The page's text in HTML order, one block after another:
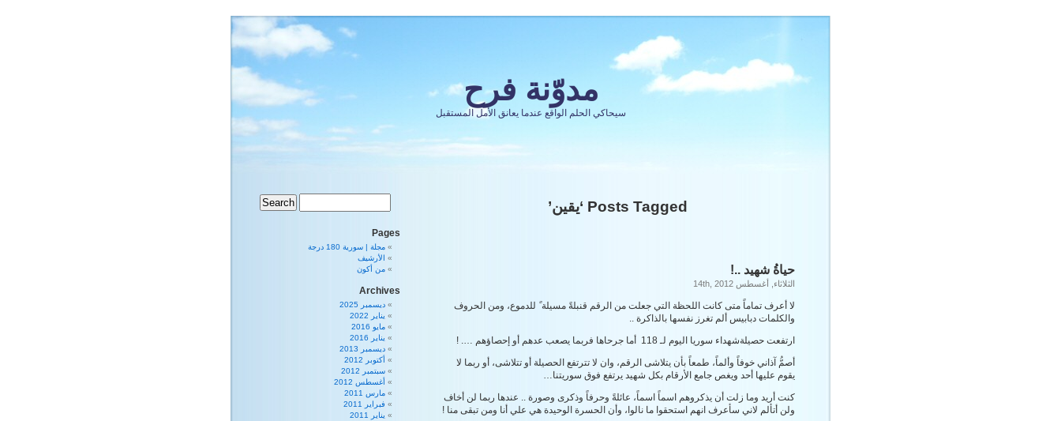
مدوّنة فرح
سيحاكي الحلم الواقع عندما يعانق الأمل المستقبل
Posts Tagged ‘يقين’
حياةُ شهيد ..!
الثلاثاء, أغسطس 14th, 2012
لا أعرف تماماً متى كانت اللحظة التي جعلت من الرقم قنبلةً مسيلة ً للدموع، ومن الحروف
والكلمات دبابيس ألم تغرز نفسها بالذاكرة ..
ارتفعت حصيلةشهداء سوريا اليوم لـ 118 أما جرحاها فربما يصعب عدهم أو إحصاؤهم …. !
أصمُّ آذاني خوفاً وألماً، طمعاً بأن يتلاشى الرقم، وان لا تترتفع الحصيلة أو تتلاشى، أو ربما لا
يقوم عليها أحد ويغص جامع الأرقام بكل شهيد يرتفع فوق سوريتنا…
كنت أريد وما زلت أن يذكروهم اسماً اسماً، عائلةً وحرفاً وذكرى وصورة .. عندها ربما لن أخاف
ولن أتألم لاني سأعرف انهم استحقوا ما نالوا، وأن الحسرة الوحيدة هي علي أنا ومن تبقى منا !
Pages
مجلة | سورية 180 درجة
الأرشيف
من أكون
Archives
ديسمبر 2025
يناير 2022
مايو 2016
يناير 2016
ديسمبر 2013
أكتوبر 2012
سبتمبر 2012
أغسطس 2012
مارس 2011
فبراير 2011
يناير 2011